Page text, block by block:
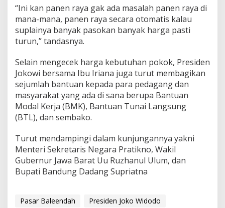
“Ini kan panen raya gak ada masalah panen raya di
mana-mana, panen raya secara otomatis kalau
suplainya banyak pasokan banyak harga pasti
turun,” tandasnya.
Selain mengecek harga kebutuhan pokok, Presiden
Jokowi bersama Ibu Iriana juga turut membagikan
sejumlah bantuan kepada para pedagang dan
masyarakat yang ada di sana berupa Bantuan
Modal Kerja (BMK), Bantuan Tunai Langsung
(BTL), dan sembako.
Turut mendampingi dalam kunjungannya yakni
Menteri Sekretaris Negara Pratikno, Wakil
Gubernur Jawa Barat Uu Ruzhanul Ulum, dan
Bupati Bandung Dadang Supriatna
Pasar Baleendah Presiden Joko Widodo